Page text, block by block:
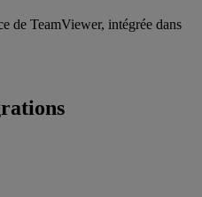
de TeamViewer, intégrée dans